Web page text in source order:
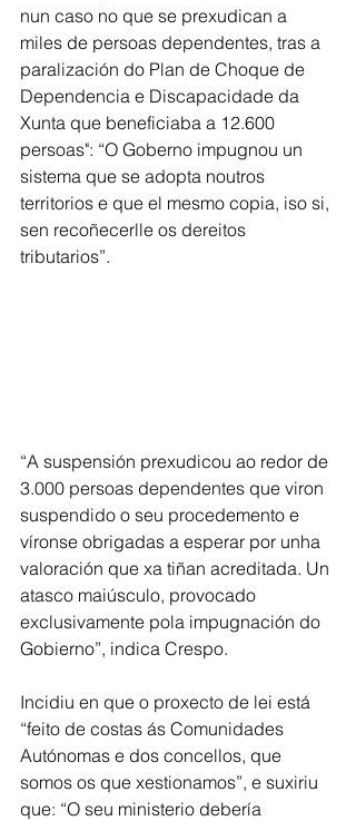
nun caso no que se prexudican a
miles de persoas dependentes, tras a
paralización do Plan de Choque de
Dependencia e Discapacidade da
Xunta que beneficiaba a 12.600
persoas": “O Goberno impugnou un
sistema que se adopta noutros
territorios e que el mesmo copia, iso si,
sen recoñecerlle os dereitos
tributarios”.
“A suspensión prexudicou ao redor de
3.000 persoas dependentes que viron
suspendido o seu procedemento e
víronse obrigadas a esperar por unha
valoración que xa tiñan acreditada. Un
atasco maiúsculo, provocado
exclusivamente pola impugnación do
Gobierno”, indica Crespo.
Incidiu en que o proxecto de lei está
“feito de costas ás Comunidades
Autónomas e dos concellos, que
somos os que xestionamos”, e suxiriu
que: “O seu ministerio debería